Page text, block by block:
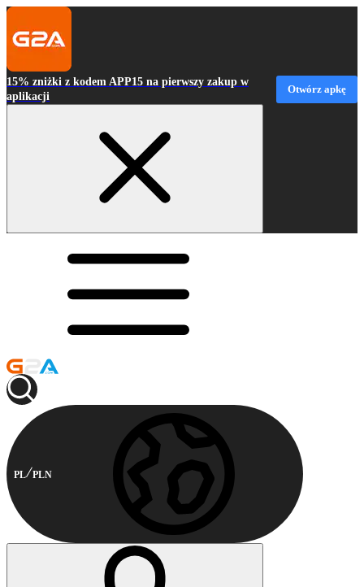
15% zniżki z kodem APP15 na pierwszy zakup w
aplikacji
Otwórz apkę
PL PLN